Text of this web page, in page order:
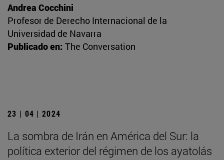
Andrea Cocchini
Profesor de Derecho Internacional de la
Universidad de Navarra
Publicado en: The Conversation
23 | 04 | 2024
La sombra de Irán en América del Sur: la
política exterior del régimen de los ayatolás